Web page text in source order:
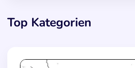
Top Kategorien